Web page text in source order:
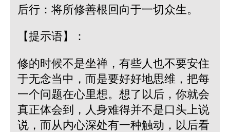
后行：将所修善根回向于一切众生。
【提示语】：
修的时候不是坐禅，有些人也不要安住
于无念当中，而是要好好地思维，把每
一个问题在心里想。想了以后，你就会
真正体会到，人身难得并不是口头上说
说，而从内心深处有一种触动，以后看